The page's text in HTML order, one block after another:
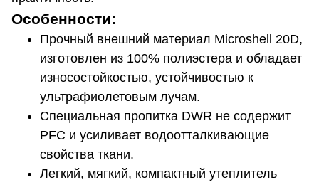
Особенности:
Прочный внешний материал Microshell 20D,
изготовлен из 100% полиэстера и обладает
износостойкостью, устойчивостью к
ультрафиолетовым лучам.
Специальная пропитка DWR не содержит
PFC и усиливает водоотталкивающие
свойства ткани.
Легкий, мягкий, компактный утеплитель